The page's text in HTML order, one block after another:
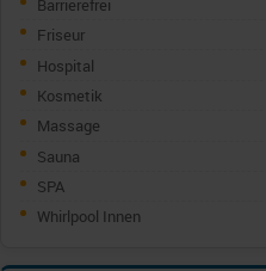
Barrierefrei
Friseur
Hospital
Kosmetik
Massage
Sauna
SPA
Whirlpool Innen